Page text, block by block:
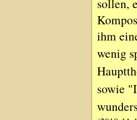
sollen,
ihm
wenig
sowie